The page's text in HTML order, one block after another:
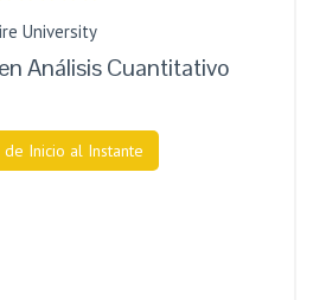
University
Análisis Cuantitativo
de Inicio al Instante